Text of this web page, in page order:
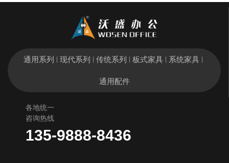
通用系列 现代系列 传统系列 板式家具 系统家具
通用配件
各地统一
咨询热线
135-9888-8436